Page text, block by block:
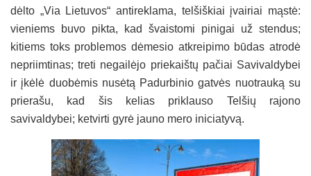
dėlto „Via Lietuvos“ antireklama, telšiškiai įvairiai mąstė:
vieniems buvo pikta, kad švaistomi pinigai už stendus;
kitiems toks problemos dėmesio atkreipimo būdas atrodė
nepriimtinas; treti negailėjo priekaištų pačiai Savivaldybei
ir įkėlė duobėmis nusėtą Padurbinio gatvės nuotrauką su
prierašu, kad šis kelias priklauso Telšių rajono
savivaldybei; ketvirti gyrė jauno mero iniciatyvą.